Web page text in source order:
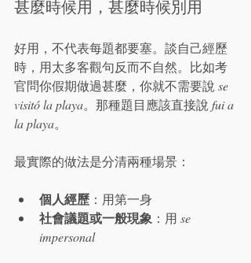
甚麼時候用，甚麼時候別用
好用，不代表每題都要塞。談自己經歷
時，用太多客觀句反而不自然。比如考
官問你假期做過甚麼，你就不需要說 se
visitó la playa。那種題目應該直接說 fui a
la playa。
最實際的做法是分清兩種場景：
個人經歷 ：用第一身
社會議題或一般現象 ：用 se
impersonal